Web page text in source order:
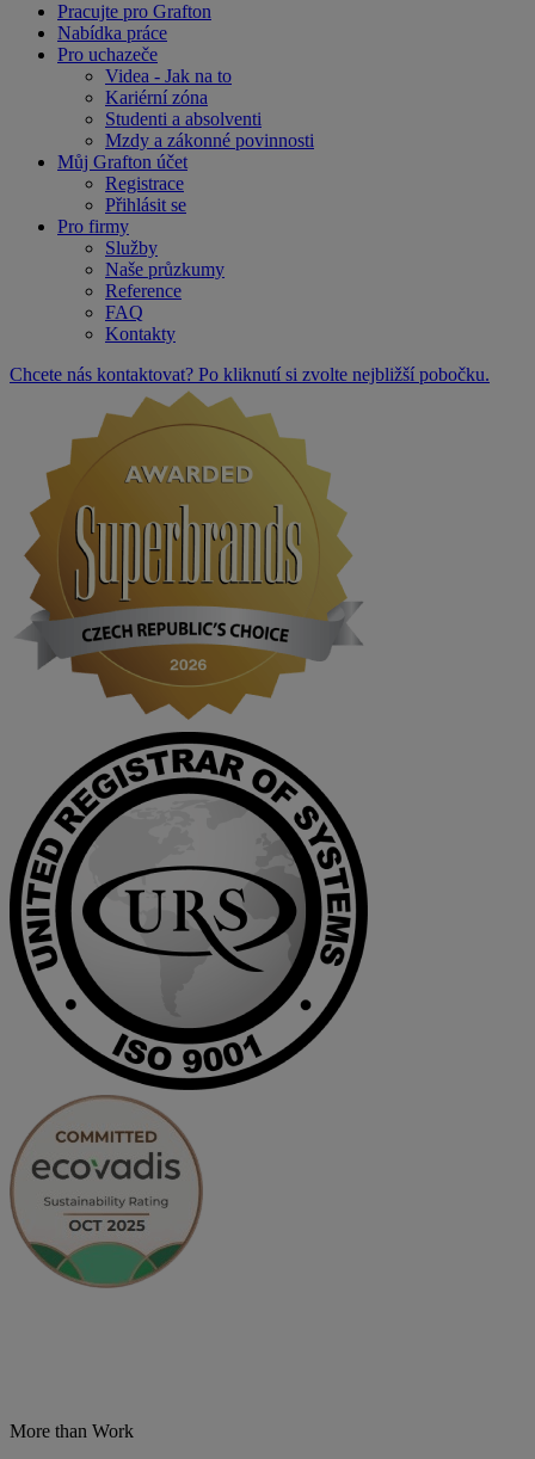
Pracujte pro Grafton
Nabídka práce
Pro uchazeče
Videa - Jak na to
Kariérní zóna
Studenti a absolventi
Mzdy a zákonné povinnosti
Můj Grafton účet
Registrace
Přihlásit se
Pro firmy
Služby
Naše průzkumy
Reference
FAQ
Kontakty
Chcete nás kontaktovat? Po kliknutí si zvolte nejbližší pobočku.
More than Work